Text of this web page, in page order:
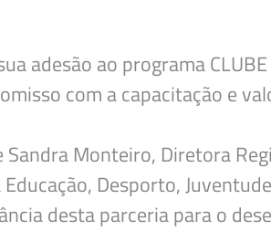
adesão ao programa
com a capacitação e
Monteiro, Diretora
Desporto,
desta parceria para o